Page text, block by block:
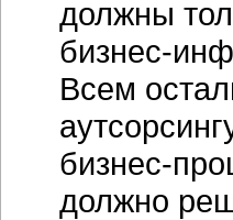
должны
бизнес-
Всем
бизнес-
должно